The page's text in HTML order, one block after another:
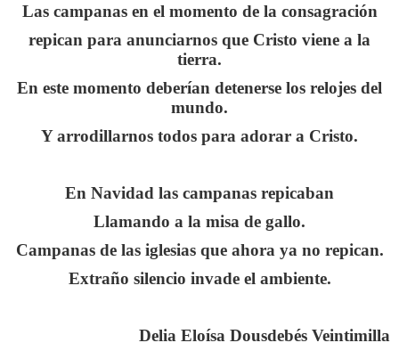
Las campanas en el momento de la consagración
repican para anunciarnos que Cristo viene a la
tierra.
En este momento deberían detenerse los relojes del
mundo.
Y arrodillarnos todos para adorar a Cristo.
En Navidad las campanas repicaban
Llamando a la misa de gallo.
Campanas de las iglesias que ahora ya no repican.
Extraño silencio invade el ambiente.
Delia Eloísa Dousdebés Veintimilla